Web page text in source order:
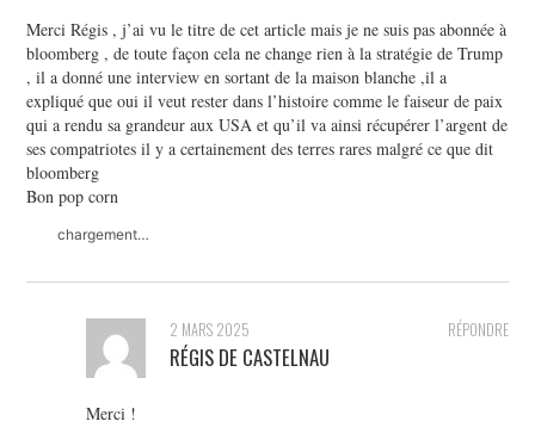
Merci Régis , j’ai vu le titre de cet article mais je ne suis pas abonnée à
bloomberg , de toute façon cela ne change rien à la stratégie de Trump
, il a donné une interview en sortant de la maison blanche ,il a
expliqué que oui il veut rester dans l’histoire comme le faiseur de paix
qui a rendu sa grandeur aux USA et qu’il va ainsi récupérer l’argent de
ses compatriotes il y a certainement des terres rares malgré ce que dit
bloomberg
Bon pop corn
chargement…
RÉPONDRE
2 MARS 2025
RÉGIS DE CASTELNAU
Merci !